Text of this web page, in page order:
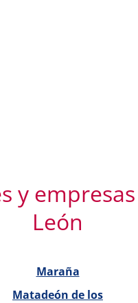
y
León
Maraña
Matadeón de los